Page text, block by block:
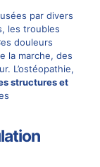
par divers
les troubles
douleurs
la marche, des
L’ostéopathie,
structures et